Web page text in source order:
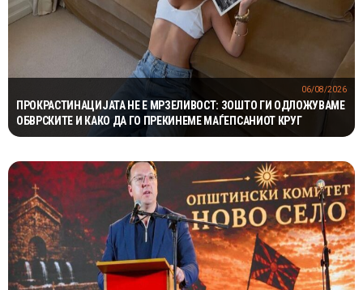
ПРОКРАСТИНАЦИЈАТА НЕ Е МРЗЕЛИВОСТ: ЗОШТО ГИ ОДЛОЖУВАМЕ
ОБВРСКИТЕ И КАКО ДА ГО ПРЕКИНЕМЕ МАЃЕПСАНИОТ КРУГ
06/08/2026